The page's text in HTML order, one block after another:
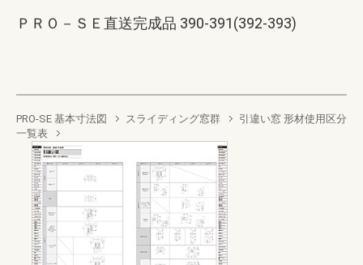
ＰＲＯ－ＳＥ直送完成品 390-391(392-393)
PRO-SE 基本寸法図 スライディング窓群
引違い窓 形材使用区分
一覧表